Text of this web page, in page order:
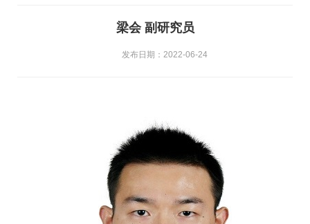
梁会 副研究员
发布日期：2022-06-24